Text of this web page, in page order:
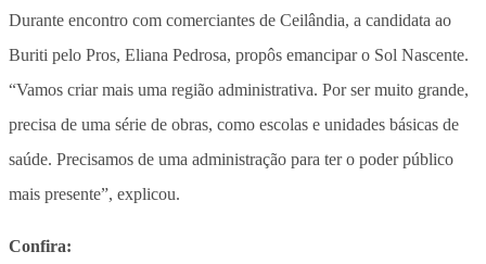
Durante encontro com comerciantes de Ceilândia, a candidata ao
Buriti pelo Pros, Eliana Pedrosa, propôs emancipar o Sol Nascente.
“Vamos criar mais uma região administrativa. Por ser muito grande,
precisa de uma série de obras, como escolas e unidades básicas de
saúde. Precisamos de uma administração para ter o poder público
mais presente”, explicou.
Confira: